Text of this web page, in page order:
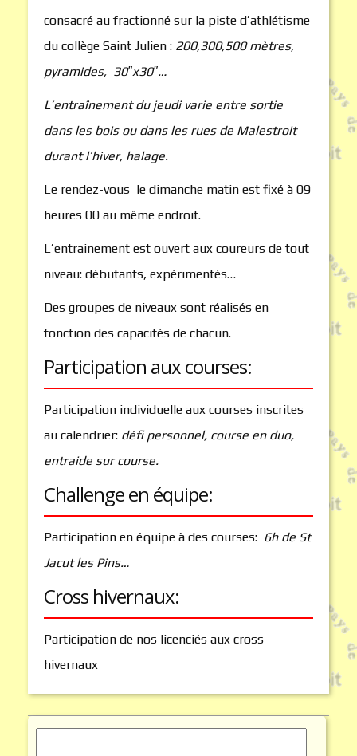
consacré au fractionné sur la piste d’athlétisme
du collège Saint Julien : 200,300,500 mètres,
pyramides, 30″x30″…
L’entraînement du jeudi varie entre sortie
dans les bois ou dans les rues de Malestroit
durant l’hiver, halage.
Le rendez-vous le dimanche matin est fixé à 09
heures 00 au même endroit.
L’entrainement est ouvert aux coureurs de tout
niveau: débutants, expérimentés…
Des groupes de niveaux sont réalisés en
fonction des capacités de chacun.
Participation aux courses:
Participation individuelle aux courses inscrites
au calendrier: défi personnel, course en duo,
entraide sur course.
Challenge en équipe:
Participation en équipe à des courses: 6h de St
Jacut les Pins…
Cross hivernaux:
Participation de nos licenciés aux cross
hivernaux